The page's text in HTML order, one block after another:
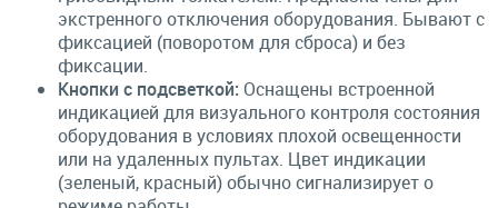
экстренного отключения оборудования. Бывают с
фиксацией (поворотом для сброса) и без
фиксации.
Кнопки с подсветкой: Оснащены встроенной
индикацией для визуального контроля состояния
оборудования в условиях плохой освещенности
или на удаленных пультах. Цвет индикации
(зеленый, красный) обычно сигнализирует о